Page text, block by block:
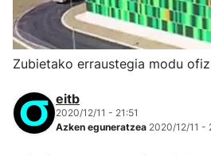
Zubietako erraustegia modu
eitb
2020/12/11 - 21:51
Azken eguneratzea 2020/12/11 -